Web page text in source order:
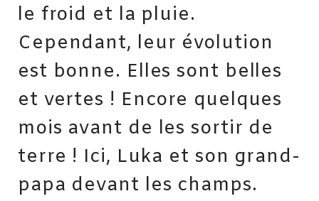
le froid et la pluie.
Cependant, leur évolution
est bonne. Elles sont belles
et vertes ! Encore quelques
mois avant de les sortir de
terre ! Ici, Luka et son grand-
papa devant les champs.